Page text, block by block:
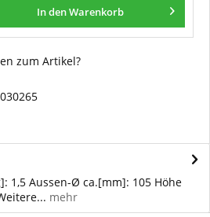
In denWarenkorb
zum Artikel?
1,5 Aussen-Ø ca.[mm]: 105 Höhe
mehr